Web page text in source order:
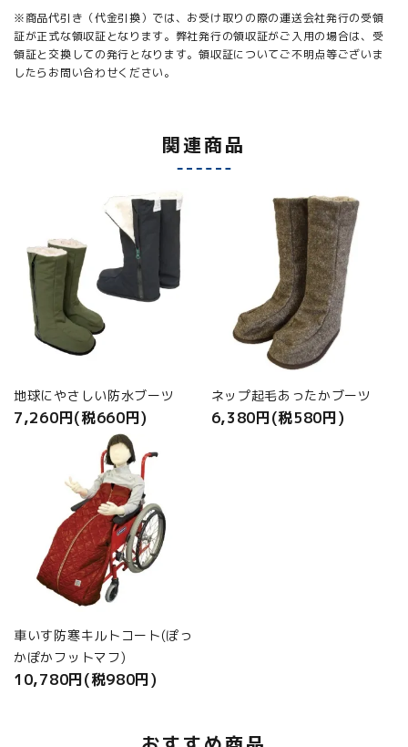
※商品代引き（代金引換）では、お受け取りの際の運送会社発行の受領
証が正式な領収証となります。弊社発行の領収証がご入用の場合は、受
領証と交換しての発行となります。領収証についてご不明点等ございま
したらお問い合わせください。
関連商品
地球にやさしい防水ブーツ
7,260円(税660円)
ネップ起毛あったかブーツ
6,380円(税580円)
車いす防寒キルトコート(ぽっ
かぽかフットマフ)
10,780円(税980円)